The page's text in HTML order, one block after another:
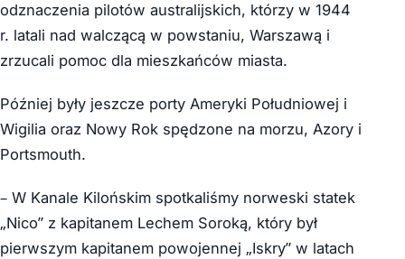
odznaczenia pilotów australijskich, którzy w 1944
r. latali nad walczącą w powstaniu, Warszawą i
zrzucali pomoc dla mieszkańców miasta.
Później były jeszcze porty Ameryki Południowej i
Wigilia oraz Nowy Rok spędzone na morzu, Azory i
Portsmouth.
– W Kanale Kilońskim spotkaliśmy norweski statek
„Nico” z kapitanem Lechem Soroką, który był
pierwszym kapitanem powojennej „Iskry” w latach